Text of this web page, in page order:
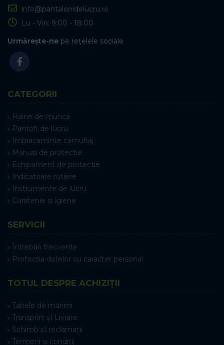
info@pantalonidelucru.ro
Lu - Vin: 9:00 - 18:00
Urmărește-ne pe rețelele sociale
CATEGORII
Haine de munca
Pantofi de lucru
Imbracaminte camuflaj
Manusi de protectie
Echipament de protectie
Indicatoare rutiere
Instrumente de lucru
Curatenie si igiena
SERVICII
Întrebări frecvente
Protecția datelor cu caracter personal
TOTUL DESPRE ACHIZIȚII
Tabele de mărimi
Transport șI Livrare
Schimb șI reclamații
Termeni și condiții